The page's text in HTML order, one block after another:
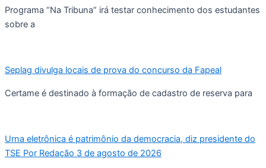
Programa “Na Tribuna” irá testar conhecimento dos estudantes
sobre a
Seplag divulga locais de prova do concurso da Fapeal
Certame é destinado à formação de cadastro de reserva para
Urna eletrônica é patrimônio da democracia, diz presidente do
TSE Por Redação 3 de agosto de 2026